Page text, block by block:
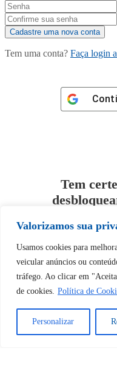
Valorizamos sua
Usamos cookies para
veicular anúncios ou
tráfego. Ao clicar em
de cookies. Política de
Personalizar
Tem uma conta? Faça login
Tem